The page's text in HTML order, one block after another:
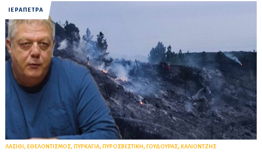
ΙΕΡΑΠΕΤΡΑ
ΛΑΣΙΘΙ , ΕΘΕΛΟΝΤΙΣΜΟΣ, ΠΥΡΚΑΓΙΑ, ΠΥΡΟΣΒΕΣΤΙΚΗ , ΓΟΥΔΟΥΡΑΣ, ΚΑΛΙΟΝΤΖΗΣ